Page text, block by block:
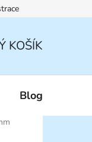
KOŠÍK
Blog